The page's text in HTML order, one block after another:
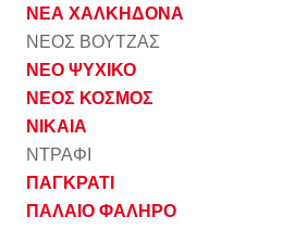
ΝΕΑ ΧΑΛΚΗΔΟΝΑ
ΝΕΟΣ ΒΟΥΤΖΑΣ
ΝΕΟ ΨΥΧΙΚΟ
ΝΕΟΣ ΚΟΣΜΟΣ
ΝΙΚΑΙΑ
ΝΤΡΑΦΙ
ΠΑΓΚΡΑΤΙ
ΠΑΛΑΙΟ ΦΑΛΗΡΟ